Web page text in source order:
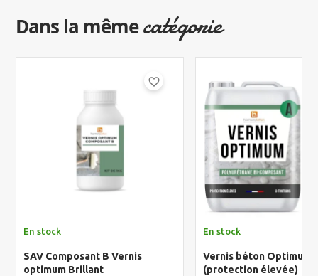
Dans la mêmecatégorie
favorite_border
En stock
SAV Composant B Vernis
optimum Brillant
En stock
Vernis béton
(protection élevée)